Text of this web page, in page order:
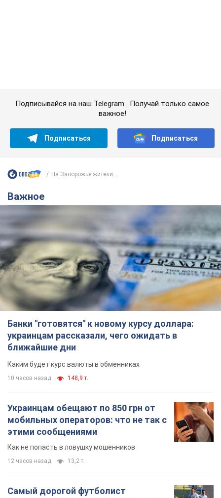
Важное
Банки "готовятся" к новому курсу доллара:
украинцам рассказали, чего ожидать в
ближайшие дни
Каким будет курс валюты в обменниках
10 часов назад 148,9 т.
Украинцам обещают по 850 грн от
мобильных операторов: что не так с
этими сообщениями
Как не попасть в ловушку мошенников
12 часов назад 13,2 т.
Самый дорогой футболист
"Динамо" забил "Карабаху" уже на
10-й минуте матча. Видео
Поединок проходит в Польше
12 часов назад 5,8 т.